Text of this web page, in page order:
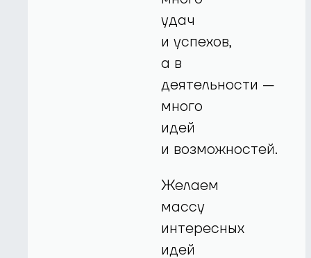
удач
и успехов,
а в
деятельности —
много
идей
и возможностей.
Желаем
массу
интересных
идей